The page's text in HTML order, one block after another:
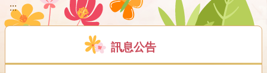
:::
訊息公告